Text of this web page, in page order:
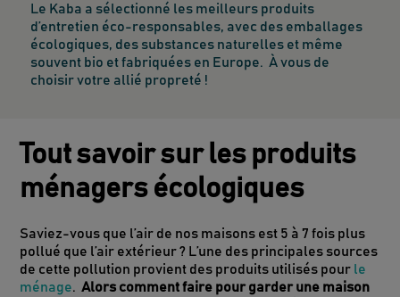
Le Kaba a sélectionné les meilleurs produits
d’entretien éco-responsables, avec des emballages
écologiques, des substances naturelles et même
souvent bio et fabriquées en Europe. À vous de
choisir votre allié propreté !
Tout savoir sur les produits
ménagers écologiques
Saviez-vous que l’air de nos maisons est 5 à 7 fois plus
pollué que l’air extérieur ? L’une des principales sources
de cette pollution provient des produits utilisés pour le
ménage.Alors comment faire pour garder une maison